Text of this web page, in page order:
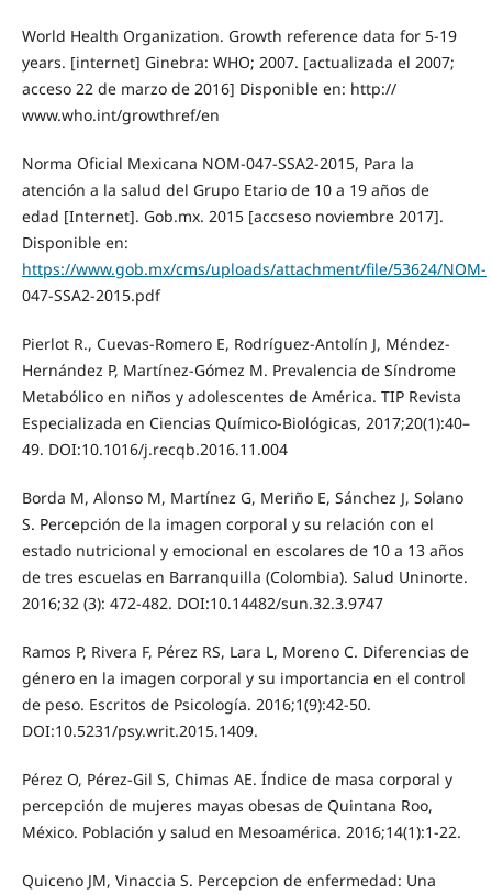
World Health Organization. Growth reference data for 5-19
years. [internet] Ginebra: WHO; 2007. [actualizada el 2007;
acceso 22 de marzo de 2016] Disponible en: http://
www.who.int/growthref/en
Norma Oficial Mexicana NOM-047-SSA2-2015, Para la
atención a la salud del Grupo Etario de 10 a 19 años de
edad [Internet]. Gob.mx. 2015 [accseso noviembre 2017].
Disponible en:
https://www.gob.mx/cms/uploads/attachment/file/53624/NOM-
047-SSA2-2015.pdf
Pierlot R., Cuevas-Romero E, Rodríguez-Antolín J, Méndez-
Hernández P, Martínez-Gómez M. Prevalencia de Síndrome
Metabólico en niños y adolescentes de América. TIP Revista
Especializada en Ciencias Químico-Biológicas, 2017;20(1):40–
49. DOI:10.1016/j.recqb.2016.11.004
Borda M, Alonso M, Martínez G, Meriño E, Sánchez J, Solano
S. Percepción de la imagen corporal y su relación con el
estado nutricional y emocional en escolares de 10 a 13 años
de tres escuelas en Barranquilla (Colombia). Salud Uninorte.
2016;32 (3): 472-482. DOI:10.14482/sun.32.3.9747
Ramos P, Rivera F, Pérez RS, Lara L, Moreno C. Diferencias de
género en la imagen corporal y su importancia en el control
de peso. Escritos de Psicología. 2016;1(9):42-50.
DOI:10.5231/psy.writ.2015.1409.
Pérez O, Pérez-Gil S, Chimas AE. Índice de masa corporal y
percepción de mujeres mayas obesas de Quintana Roo,
México. Población y salud en Mesoamérica. 2016;14(1):1-22.
Quiceno JM, Vinaccia S. Percepcion de enfermedad: Una